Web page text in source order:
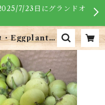
7/23日にグランドオ
・Eggplant・
FO
材専門店